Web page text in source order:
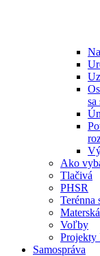
sa
Ako
Tlačivá
PHSR
Terénna
Voľby
Projekty
Samospráva